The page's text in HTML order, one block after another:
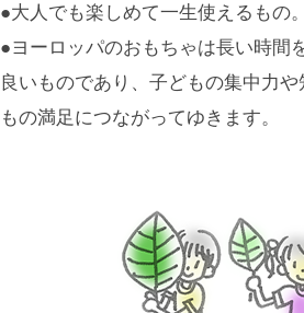
●大人でも楽しめて一生使えるもの。
●ヨーロッパのおもちゃは長い時間
良いものであり、子どもの集中力
もの満足につながってゆきます。